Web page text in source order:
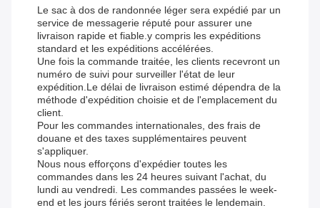
Le sac à dos de randonnée léger sera expédié par un
service de messagerie réputé pour assurer une
livraison rapide et fiable.y compris les expéditions
standard et les expéditions accélérées.
Une fois la commande traitée, les clients recevront un
numéro de suivi pour surveiller l'état de leur
expédition.Le délai de livraison estimé dépendra de la
méthode d'expédition choisie et de l'emplacement du
client.
Pour les commandes internationales, des frais de
douane et des taxes supplémentaires peuvent
s'appliquer.
Nous nous efforçons d'expédier toutes les
commandes dans les 24 heures suivant l'achat, du
lundi au vendredi. Les commandes passées le week-
end et les jours fériés seront traitées le lendemain.